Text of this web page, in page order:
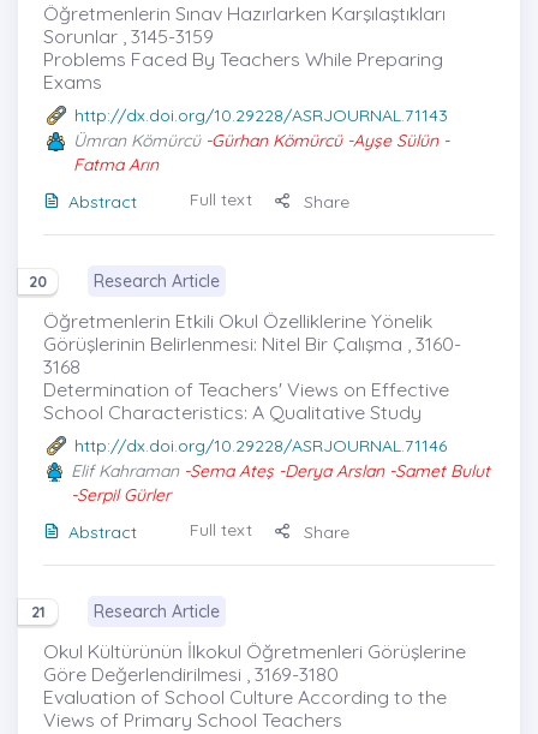
Öğretmenlerin Sınav Hazırlarken Karşılaştıkları
Sorunlar , 3145-3159
Problems Faced By Teachers While Preparing
Exams
http://dx.doi.org/10.29228/ASRJOURNAL.71143
Ümran Kömürcü-Gürhan Kömürcü -Ayşe Sülün -
Fatma Arın
Abstract
Full text Share
20 Research Article
Öğretmenlerin Etkili Okul Özelliklerine Yönelik
Görüşlerinin Belirlenmesi: Nitel Bir Çalışma , 3160-
3168
Determination of Teachers' Views on Effective
School Characteristics: A Qualitative Study
http://dx.doi.org/10.29228/ASRJOURNAL.71146
Elif Kahraman-Sema Ateş -Derya Arslan -Samet Bulut
-Serpil Gürler
Abstract
Full text Share
21 Research Article
Okul Kültürünün İlkokul Öğretmenleri Görüşlerine
Göre Değerlendirilmesi , 3169-3180
Evaluation of School Culture According to the
Views of Primary School Teachers